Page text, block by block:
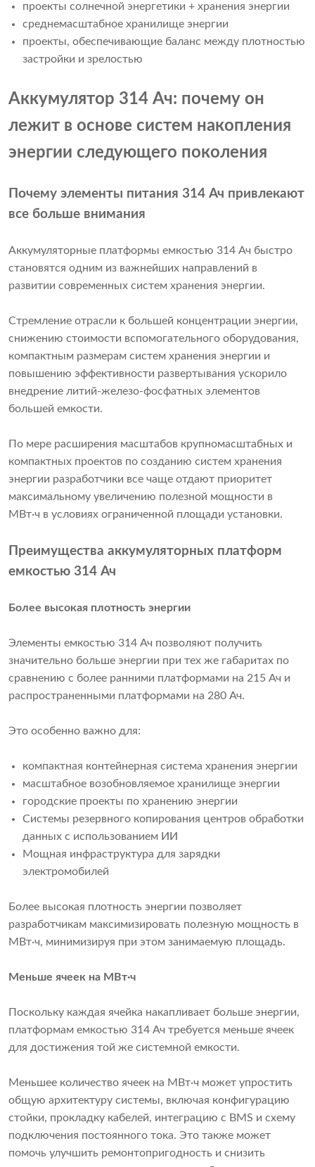
проекты солнечной энергетики + хранения энергии
среднемасштабное хранилище энергии
проекты, обеспечивающие баланс между плотностью
застройки и зрелостью
Аккумулятор 314 Ач: почему он
лежит в основе систем накопления
энергии следующего поколения
Почему элементы питания 314 Ач привлекают
все больше внимания
Аккумуляторные платформы емкостью 314 Ач быстро
становятся одним из важнейших направлений в
развитии современных систем хранения энергии.
Стремление отрасли к большей концентрации энергии,
снижению стоимости вспомогательного оборудования,
компактным размерам систем хранения энергии и
повышению эффективности развертывания ускорило
внедрение литий-железо-фосфатных элементов
большей емкости.
По мере расширения масштабов крупномасштабных и
компактных проектов по созданию систем хранения
энергии разработчики все чаще отдают приоритет
максимальному увеличению полезной мощности в
МВт·ч в условиях ограниченной площади установки.
Преимущества аккумуляторных платформ
емкостью 314 Ач
Более высокая плотность энергии
Элементы емкостью 314 Ач позволяют получить
значительно больше энергии при тех же габаритах по
сравнению с более ранними платформами на 215 Ач и
распространенными платформами на 280 Ач.
Это особенно важно для:
компактная контейнерная система хранения энергии
масштабное возобновляемое хранилище энергии
городские проекты по хранению энергии
Системы резервного копирования центров обработки
данных с использованием ИИ
Мощная инфраструктура для зарядки
электромобилей
Более высокая плотность энергии позволяет
разработчикам максимизировать полезную мощность в
МВт·ч, минимизируя при этом занимаемую площадь.
Меньше ячеек на МВт·ч
Поскольку каждая ячейка накапливает больше энергии,
платформам емкостью 314 Ач требуется меньше ячеек
для достижения той же системной емкости.
Меньшее количество ячеек на МВт·ч может упростить
общую архитектуру системы, включая конфигурацию
стойки, прокладку кабелей, интеграцию с BMS и схему
подключения постоянного тока. Это также может
помочь улучшить ремонтопригодность и снизить